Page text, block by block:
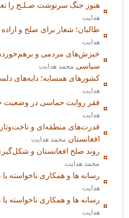
هنوز جنگ سرنوشت صـلـح را
هدایت
طالبان؛ شعار برای صلح و
هدایت
خیزش‌های مردمی و
سیاسی محمد هدایت
کشورهای همسایه؛ دایه‌های
هدایت
فقر روایت حماسی در وضعیت
هدایت
قدرت‌های منطقه‌ای و
افغانستان محمد هدایت
روند صلح افغانستان و
محمد هدایت
رسانه ها و همکاری ناخواسته با
هدایت
رسانه ها و همکاری ناخواسته با
هدایت